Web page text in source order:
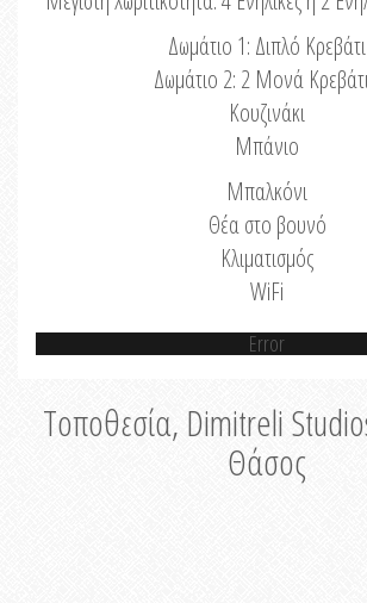
Δωμάτιο 1: Διπλό Κρεβάτι
Δωμάτιο 2: 2 Μονά
Κουζινάκι
Μπάνιο
Μπαλκόνι
Θέα στο βουνό
Κλιματισμός
WiFi
Error
Τοποθεσία, Dimitreli
Θάσος